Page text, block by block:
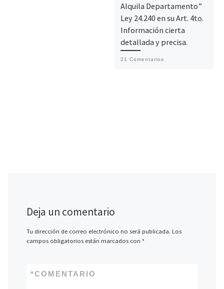
Alquila Departamento”
Ley 24.240 en su Art. 4to.
Información cierta
detallada y precisa.
21 Comentarios
Deja un comentario
Tu dirección de correo electrónico no será publicada. Los
campos obligatorios están marcados con *
COMENTARIO
*